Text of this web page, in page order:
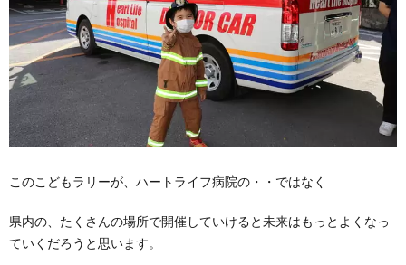
このこどもラリーが、ハートライフ病院の・・ではなく
県内の、たくさんの場所で開催していけると未来はもっとよくなっ
ていくだろうと思います。